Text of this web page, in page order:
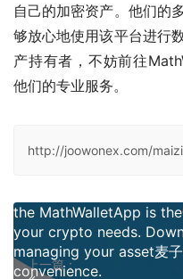
自己的加密资产。他们的
够放心地使用该平台进行
产持有者，不妨前往
他们的专业服务。
http://joowonex.com/
上一篇：
the MathWalletApp is
your crypto needs.
managing your asset麦
convenience.